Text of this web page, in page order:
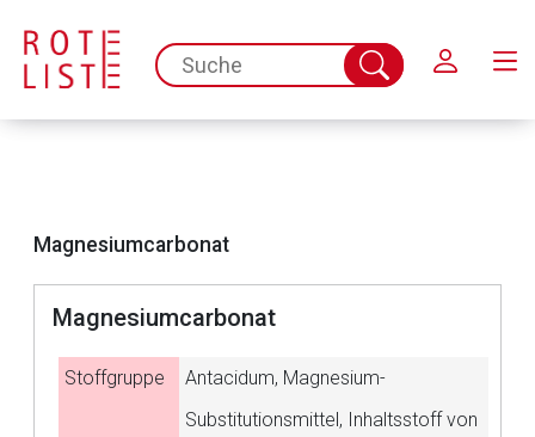
spc.search.input.placeholder
Suche
abschicken
Magnesiumcarbonat
Magnesiumcarbonat
Stoffgruppe
Antacidum, Magnesium-
Substitutionsmittel, Inhaltsstoff von